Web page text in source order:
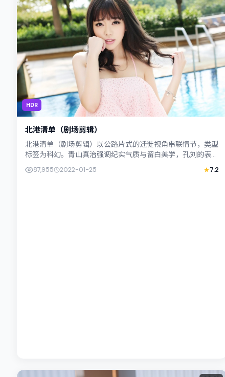
HDR
北港清单（剧场剪辑）
北港清单（剧场剪辑）以公路片式的迁徙视角串联情节，类型
标签为科幻。青山真治强调纪实气质与留白美学，孔刘的表演
87,955 2022-01-25 7.2